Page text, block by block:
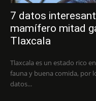
7 datos
mamífero mitad
Tlaxcala
Tlaxcala es un estado rico
fauna y buena comida, por
datos...